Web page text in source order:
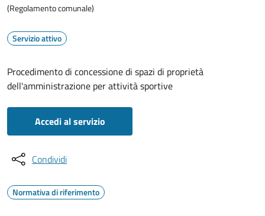
(Regolamento comunale)
Servizio attivo
Procedimento di concessione di spazi di proprietà
dell'amministrazione per attività sportive
Accedi al servizio
Condividi
Normativa di riferimento